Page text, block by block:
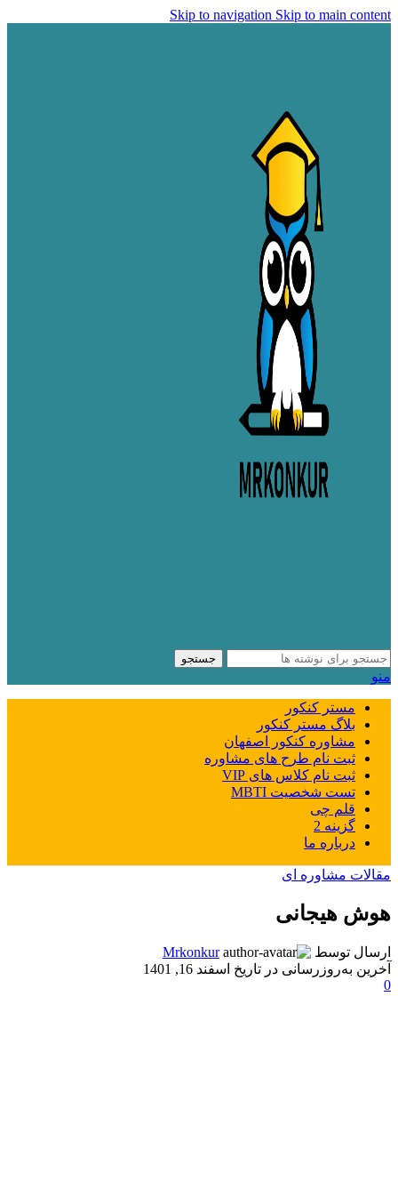
Skip to navigation Skip to main content
جستجو
منو
مستر کنکور
بلاگ مستر کنکور
مشاوره کنکور اصفهان
ثبت نام طرح های مشاوره
ثبت نام کلاس های VIP
تست شخصیت MBTI
قلم چی
گزینه 2
درباره ما
مقالات مشاوره ای
هوش هیجانی
ارسال توسط
Mrkonkur
آخرین به‌روزرسانی در تاریخ اسفند 16, 1401
0